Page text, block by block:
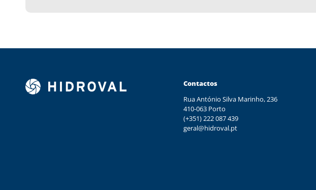
Contactos
Rua António Silva Marinho, 236
410-063 Porto
(+351) 222 087 439
geral@hidroval.pt